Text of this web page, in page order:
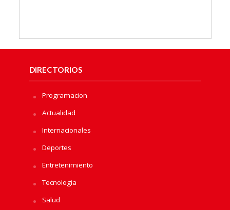
DIRECTORIOS
Programacion
Actualidad
Internacionales
Deportes
Entretenimiento
Tecnologia
Salud